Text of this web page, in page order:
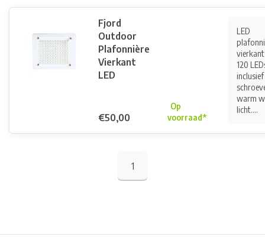
Fjord
Outdoor
Plafonnière
Vierkant
LED
€50,00
Op
voorraad*
LED
120
warm
licht....
1